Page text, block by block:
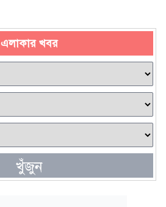
এলাকার খবর
খুঁজুন